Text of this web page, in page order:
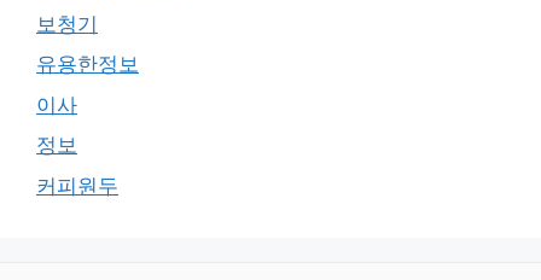
보청기
유용한정보
이사
정보
커피원두